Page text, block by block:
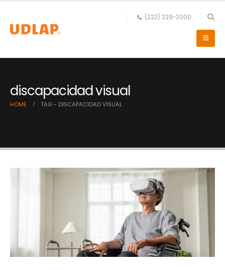
(222) 229-2000
discapacidad visual
HOME TAG - DISCAPACIDAD VISUAL